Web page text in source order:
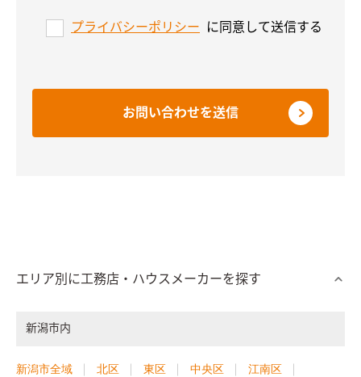
プライバシーポリシー に同意して送信する
お問い合わせを送信
エリア別に工務店・ハウスメーカーを探す
新潟市内
新潟市全域 北区 東区 中央区
江南区